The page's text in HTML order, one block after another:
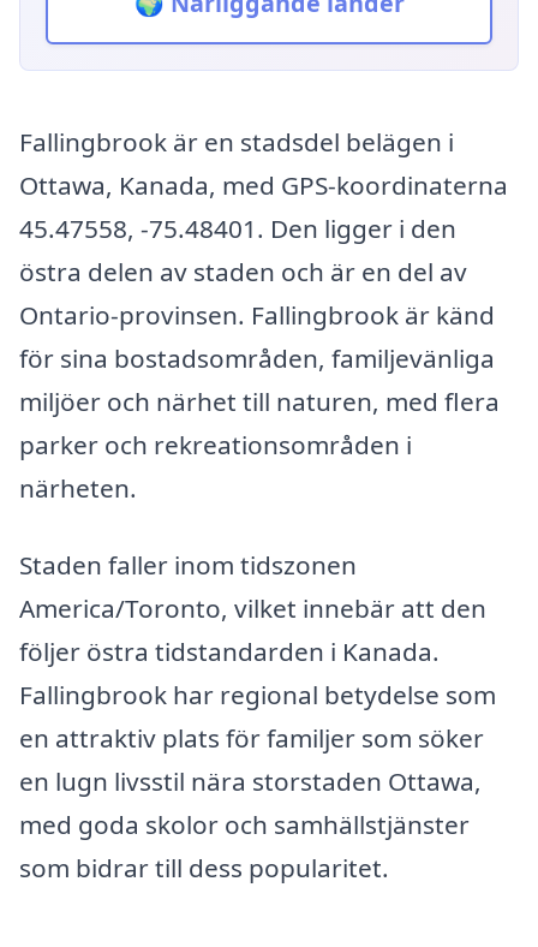
Fallingbrook är en stadsdel belägen i
Ottawa, Kanada, med GPS-koordinaterna
45.47558, -75.48401. Den ligger i den
östra delen av staden och är en del av
Ontario-provinsen. Fallingbrook är känd
för sina bostadsområden, familjevänliga
miljöer och närhet till naturen, med flera
parker och rekreationsområden i
närheten.
Staden faller inom tidszonen
America/Toronto, vilket innebär att den
följer östra tidstandarden i Kanada.
Fallingbrook har regional betydelse som
en attraktiv plats för familjer som söker
en lugn livsstil nära storstaden Ottawa,
med goda skolor och samhällstjänster
som bidrar till dess popularitet.